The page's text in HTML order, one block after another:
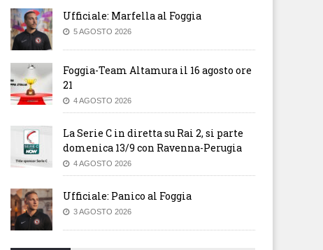
TFG Sport – Il mercato entrerà
nel vivo nei prossimi giorni ma
il Foggia procederà con le
esigenze
Ufficiale: Marfella al Foggia
5 AGOSTO 2026
Foggia-Team Altamura il 16 agosto ore
21
4 AGOSTO 2026
La Serie C in diretta su Rai 2, si parte
domenica 13/9 con Ravenna-Perugia
4 AGOSTO 2026
Ufficiale: Panico al Foggia
3 AGOSTO 2026